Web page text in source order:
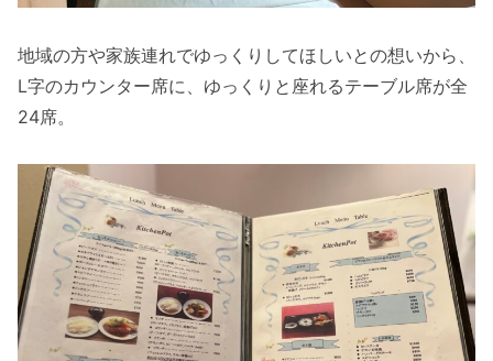
地域の方や家族連れでゆっくりしてほしいとの想いから、
L字のカウンター席に、ゆっくりと座れるテーブル席が全
24席。